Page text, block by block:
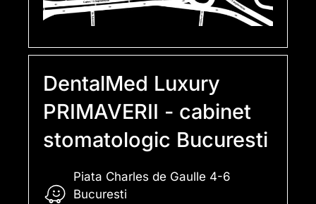
DentalMed Luxury
PRIMAVERII - cabinet
stomatologic Bucuresti
Piata Charles de Gaulle 4-6
Bucuresti